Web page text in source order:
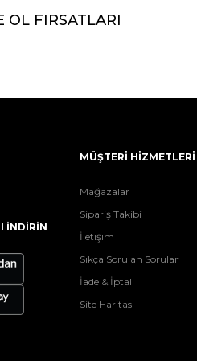
OL FIRSATLARI
İNDİRİN
MÜŞTERİ HİZMETLERİ
Mağazalar
Sipariş Takibi
İletişim
Sıkça Sorulan Sorular
İade & İptal
Site Haritası